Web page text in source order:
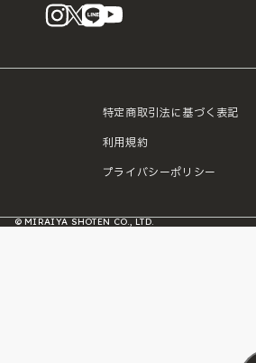
instagram
X LINE
特定商取引法に基づく表記
利用規約
プライバシーポリシー
© MIRAIYA SHOTEN CO., LTD.